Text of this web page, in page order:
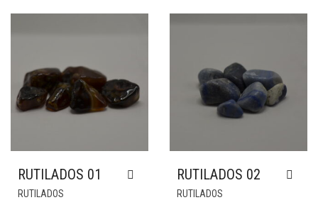
RUTILADOS 01
RUTILADOS
RUTILADOS 02
RUTILADOS